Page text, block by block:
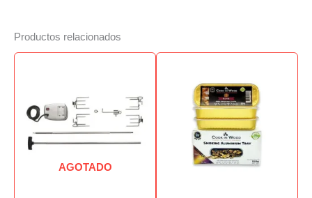
Productos relacionados
AGOTADO